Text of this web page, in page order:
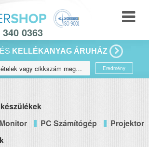
0363
ÉS KELLÉKANYAG ÁRUHÁZ
Eredmény
Monitor PC Számítógép
Projektor